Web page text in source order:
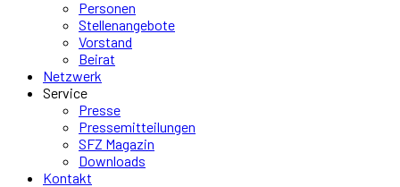
Personen
Stellenangebote
Vorstand
Beirat
Netzwerk
Service
Presse
Pressemitteilungen
SFZ Magazin
Downloads
Kontakt